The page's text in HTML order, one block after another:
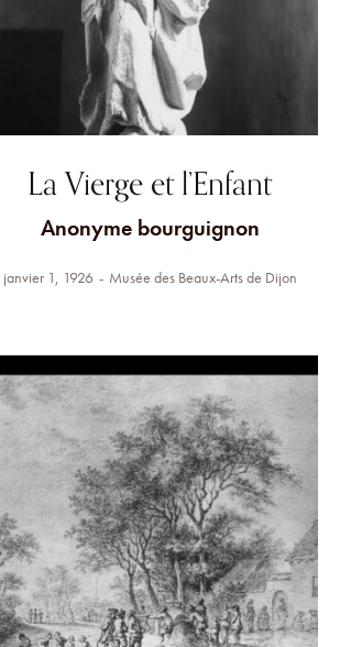
La Vierge et l’Enfant
Anonyme bourguignon
janvier 1, 1926 Musée des Beaux-Arts de Dijon